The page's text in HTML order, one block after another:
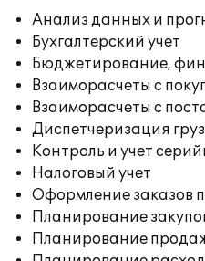
Анализ данных и
Бухгалтерский учет
Бюджетирование,
Взаиморасчеты с
Взаиморасчеты с
Диспетчеризация
Контроль и учет
Налоговый учет
Оформление заказов
Планирование
Планирование